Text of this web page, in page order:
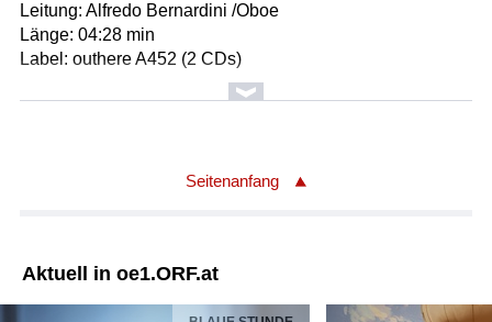
Leitung: Alfredo Bernardini /Oboe
Länge: 04:28 min
Label: outhere A452 (2 CDs)
Komponist/Komponistin: Wolfgang Amadeus Mozart/1756
Kontrabaß in D-Dur KV 205 / daraus: Finale (5.Satz)
Label: deutsche harmonia mundi 886971
Seitenanfang
Aktuell in oe1.ORF.at